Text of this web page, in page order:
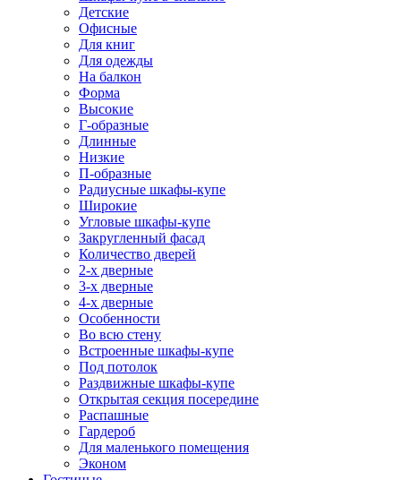
Детские
Офисные
Для книг
Для одежды
На балкон
Форма
Высокие
Г-образные
Длинные
Низкие
П-образные
Радиусные шкафы-купе
Широкие
Угловые шкафы-купе
Закругленный фасад
Количество дверей
2-х дверные
3-х дверные
4-х дверные
Особенности
Во всю стену
Встроенные шкафы-купе
Под потолок
Раздвижные шкафы-купе
Открытая секция посередине
Распашные
Гардероб
Для маленького помещения
Эконом